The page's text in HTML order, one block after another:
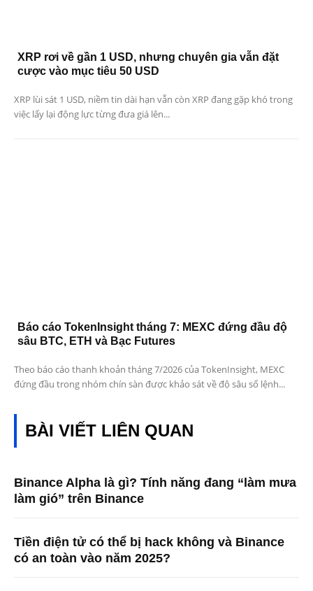
XRP rơi về gần 1 USD, nhưng chuyên gia vẫn đặt
cược vào mục tiêu 50 USD
XRP lùi sát 1 USD, niềm tin dài hạn vẫn còn XRP đang gặp khó trong
việc lấy lại động lực từng đưa giá lên...
Báo cáo TokenInsight tháng 7: MEXC đứng đầu độ
sâu BTC, ETH và Bạc Futures
Theo báo cáo thanh khoản tháng 7/2026 của TokenInsight, MEXC
đứng đầu trong nhóm chín sàn được khảo sát về độ sâu sổ lệnh...
BÀI VIẾT LIÊN QUAN
Binance Alpha là gì? Tính năng đang “làm mưa
làm gió” trên Binance
Tiền điện tử có thể bị hack không và Binance
có an toàn vào năm 2025?